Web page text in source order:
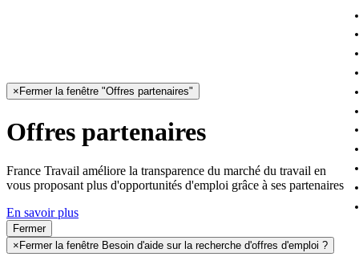
× Fermer la fenêtre "Offres partenaires"
Offres partenaires
France Travail améliore la transparence du marché du travail en
vous proposant plus d'opportunités d'emploi grâce à ses partenaires
En savoir plus
Fermer
× Fermer la fenêtre Besoin d'aide sur la recherche d'offres d'emploi ?